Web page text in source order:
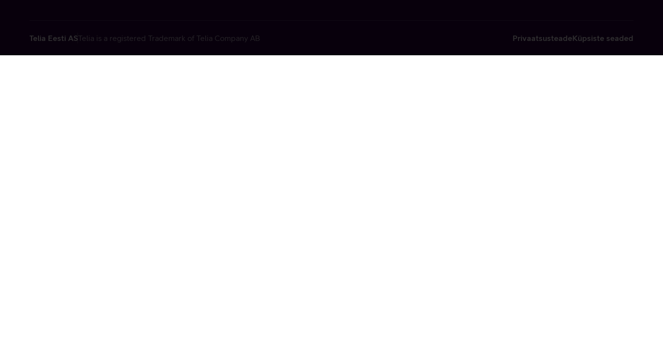
Telia Eesti ASTelia is a registered Trademark of Telia Company AB PrivaatsusteadeKüpsiste seaded